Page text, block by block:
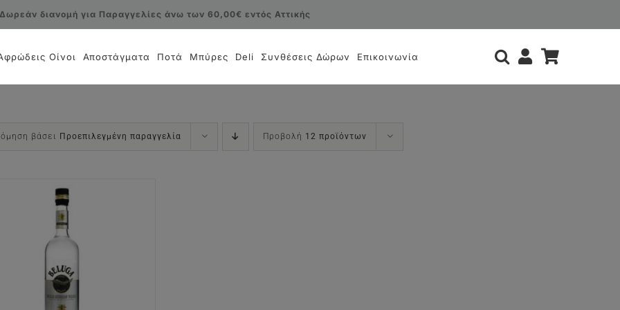
Δωρεάν διανομή για Παραγγελίες άνω των 60,00€ εντός Αττικής
Οίνοι Αποστάγματα Ποτά Μπύρες Deli Συνθέσεις Δώρων Επικοινωνία
βάσει Προεπιλεγμένη παραγγελία Προβολή 12 προϊόντων